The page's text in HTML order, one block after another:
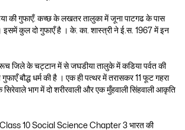
की गुफाएँ: कच्छ के लखतर तालुका में जूना पाटगढ के पास
इसमें कुल दो गुफाएँ है । के. का. शास्त्री ने ई.स. 1967 में इन
जिले के चट्टान में से जघडीया तालुके में कडिया पर्वत की
गुफाएँ बौद्ध धर्म की है । एक ही पत्थर में तरासकर 11 फूट गहरा
भाग में दो शरीरवाली और एक मुँहवाली सिंहवाली आकृति